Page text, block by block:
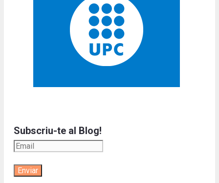
Subscriu-te al Blog!